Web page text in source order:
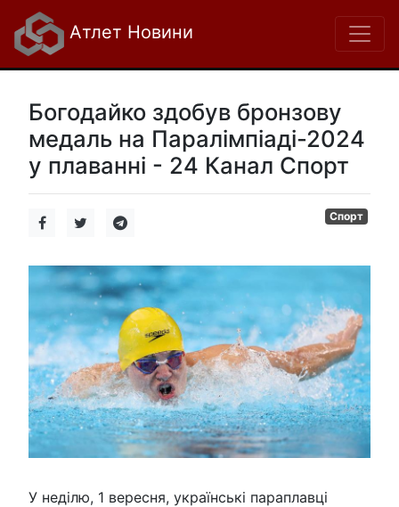
Атлет Новини
Богодайко здобув бронзову
медаль на Паралімпіаді-2024
у плаванні - 24 Канал Спорт
Спорт
У неділю, 1 вересня, українські параплавці